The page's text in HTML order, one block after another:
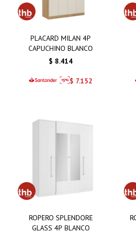
PLACARD MILAN 4P
CAPUCHINO BLANCO
$ 8.414
$ 7.152
ROPERO SPLENDORE
GLASS 4P BLANCO